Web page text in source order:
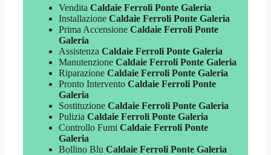
Vendita Caldaie Ferroli Ponte Galeria
Installazione Caldaie Ferroli Ponte Galeria
Prima Accensione Caldaie Ferroli Ponte
Galeria
Assistenza Caldaie Ferroli Ponte Galeria
Manutenzione Caldaie Ferroli Ponte Galeria
Riparazione Caldaie Ferroli Ponte Galeria
Pronto Intervento Caldaie Ferroli Ponte
Galeria
Sostituzione Caldaie Ferroli Ponte Galeria
Pulizia Caldaie Ferroli Ponte Galeria
Controllo Fumi Caldaie Ferroli Ponte
Galeria
Bollino Blu Caldaie Ferroli Ponte Galeria